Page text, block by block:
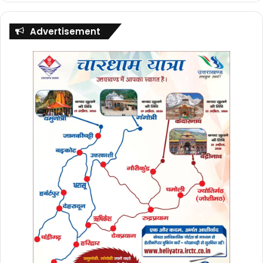
कोरोना वारियर्स एएनएम जीएनएम एवं अन्य स्वास्थ्य कर्मियों
घटी सरकार द्वारा अपनी जान की परवाह किये बगैर काम कर
रहे स्वास्थ्य कर्मियों को हटानें का काम किया गया, एवं उन
पर राज्य सरकार द्वारा लाठी बरसानें का काम किया गया।
राज्य सरकार परिक्षाओं का आयोजन करा रही है लगभग सभी
परिक्षाओं में धांधली का आरोप लग रहा है परिक्षा देनें वाले
नवयुवक कोर्ट की षरण ले रहे हैं, परंतु युवा मुख्यमंत्री चीर
निंन्द्रा में लीन हैं जो की बेहद दुर्भागयपुर्ण है।
प्रदेश के युवा मुख्यमंत्री कहते हैं की उत्तराखण्ड में उद्योग
लगानें के लिए योग्य व्यक्ति नहीं है इसलिए बाहर से लेागों को
Advertisement